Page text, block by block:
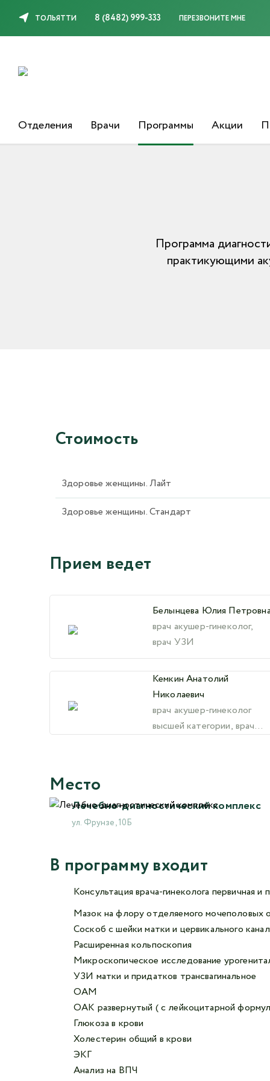
ТОЛЬЯТТИ 8 (8482) 999-333 ПЕРЕЗВОНИТЕ МНЕ
Отделения Врачи Программы Акции
Программа
практикующими
Стоимость
Здоровье женщины. Лайт
Здоровье женщины. Стандарт
Прием ведет
Белынцева Юлия
врач акушер-гинеколог,
врач УЗИ
Кемкин Анатолий
Николаевич
врач акушер-гинеколог
высшей категории, врач
Место
Лечебно-диагностический комплекс
ул. Фрунзе, 10Б
В программу входит
Консультация врача-гинеколога первичная
Мазок на флору отделяемого мочеполовых
Соскоб с шейки матки и цервикального
Расширенная кольпоскопия
Микроскопическое исследование
УЗИ матки и придатков трансвагинальное
ОАМ
ОАК развернутый ( с лейкоцитарной
Глюкоза в крови
Холестерин общий в крови
ЭКГ
Анализ на ВПЧ